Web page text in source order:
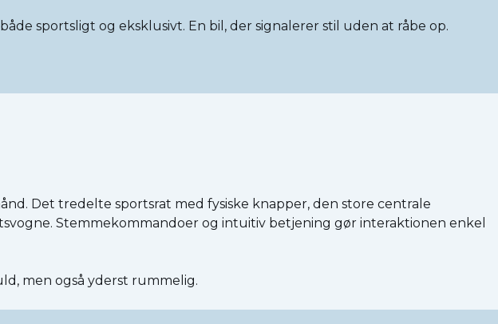
sportsligt og eksklusivt. En bil, der signalerer stil uden at råbe op.
Det tredelte sportsrat med fysiske knapper, den store centrale
Stemmekommandoer og intuitiv betjening gør interaktionen enkel
men også yderst rummelig.